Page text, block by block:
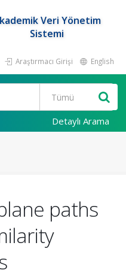
Veri Yönetim
Sistemi
Araştırmacı Girişi English
Detaylı Arama
paths